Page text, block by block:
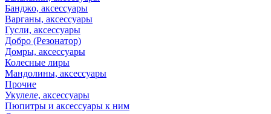
Банджо, аксессуары
Варганы, аксессуары
Гусли, аксессуары
Добро (Резонатор)
Домры, аксессуары
Колесные лиры
Мандолины, аксессуары
Прочие
Укулеле, аксессуары
Пюпитры и аксессуары к ним